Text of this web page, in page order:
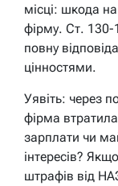
місці: шкода
фірму. Ст.
повну
цінностями.
Уявіть: через
фірма
зарплати чи
інтересів?
штрафів від